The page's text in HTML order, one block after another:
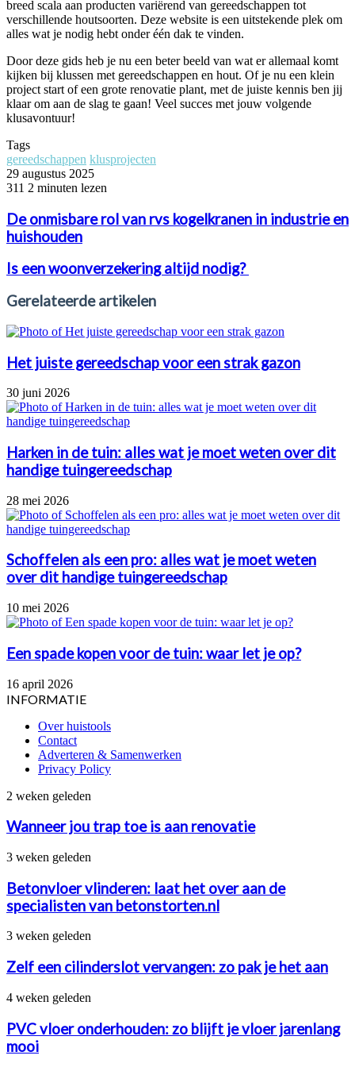
breed scala aan producten variërend van gereedschappen tot
verschillende houtsoorten. Deze website is een uitstekende plek om
alles wat je nodig hebt onder één dak te vinden.
Door deze gids heb je nu een beter beeld van wat er allemaal komt
kijken bij klussen met gereedschappen en hout. Of je nu een klein
project start of een grote renovatie plant, met de juiste kennis ben jij
klaar om aan de slag te gaan! Veel succes met jouw volgende
klusavontuur!
Tags
gereedschappen klusprojecten
29 augustus 2025
311 2 minuten lezen
De onmisbare rol van rvs kogelkranen in industrie en
huishouden
Is een woonverzekering altijd nodig?
Gerelateerde artikelen
Het juiste gereedschap voor een strak gazon
30 juni 2026
Harken in de tuin: alles wat je moet weten over dit
handige tuingereedschap
28 mei 2026
Schoffelen als een pro: alles wat je moet weten
over dit handige tuingereedschap
10 mei 2026
Een spade kopen voor de tuin: waar let je op?
16 april 2026
INFORMATIE
Over huistools
Contact
Adverteren & Samenwerken
Privacy Policy
Wanneer
trap
toe
is
renovatie
2 weken geleden
Wanneer jou trap toe is aan renovatie
Betonvloer
laat
het
over
de
van
3 weken geleden
Betonvloer vlinderen: laat het over aan de
specialisten van betonstorten.nl
Zelf
cilinderslot
vervangen:
zo
pak
je
het
aan
3 weken geleden
Zelf een cilinderslot vervangen: zo pak je het aan
PVC
onderhouden:
zo
blijft
4 weken geleden
PVC vloer onderhouden: zo blijft je vloer jarenlang
mooi